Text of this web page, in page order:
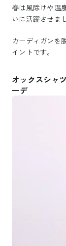
春は風除けや温
いに活躍させま
カーディガンを
イントです。
オックスシャ
ーデ